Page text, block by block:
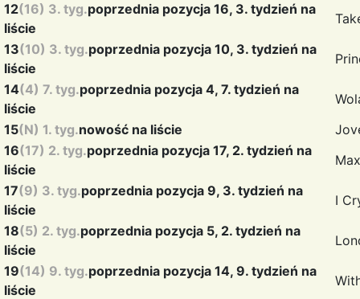
12(16) 3. tyg.poprzednia pozycja 16, 3. tydzień na
liście
13(10) 3. tyg.poprzednia pozycja 10, 3. tydzień na
liście
14(4) 7. tyg.poprzednia pozycja 4, 7. tydzień na
liście
15(N) 1. tyg.nowość na liście
16(17) 2. tyg.poprzednia pozycja 17, 2. tydzień na
liście
17(9) 3. tyg.poprzednia pozycja 9, 3. tydzień na
liście
I
18(5) 2. tyg.poprzednia pozycja 5, 2. tydzień na
liście
19(14) 9. tyg.poprzednia pozycja 14, 9. tydzień na
liście